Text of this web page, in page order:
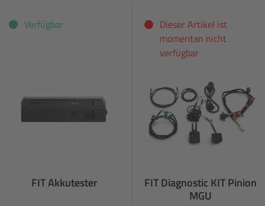
Verfügbar
FIT Akkutester
Dieser Artikel ist
momentan nicht
verfügbar
FIT Diagnostic KIT Pinion
MGU